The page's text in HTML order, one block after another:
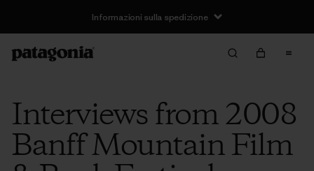
Informazioni sulla spedizione
Interviews from 2008
Banff Mountain Film